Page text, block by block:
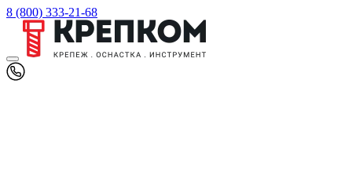
8 (800) 333-21-68